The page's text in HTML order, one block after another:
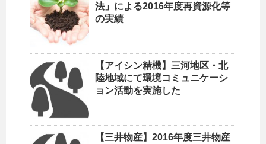
法」による2016年度再資源化等
の実績
【アイシン精機】三河地区・北
陸地域にて環境コミュニケーシ
ョン活動を実施した
【三井物産】2016年度三井物産